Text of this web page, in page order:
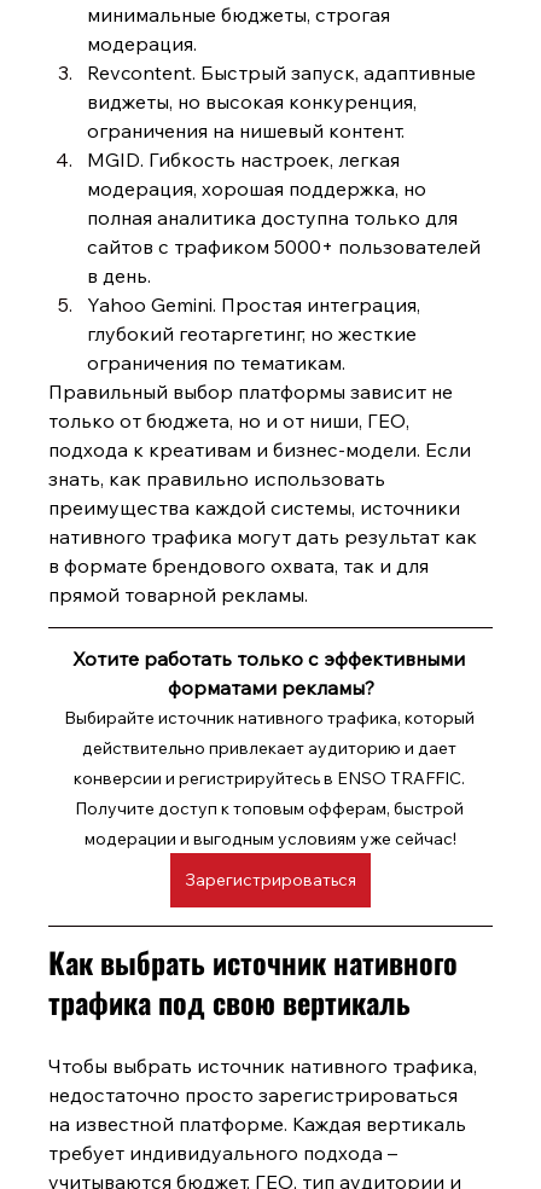
минимальные бюджеты, строгая
модерация.
Revcontent. Быстрый запуск, адаптивные
виджеты, но высокая конкуренция,
ограничения на нишевый контент.
MGID. Гибкость настроек, легкая
модерация, хорошая поддержка, но
полная аналитика доступна только для
сайтов с трафиком 5000+ пользователей
в день.
Yahoo Gemini. Простая интеграция,
глубокий геотаргетинг, но жесткие
ограничения по тематикам.
Правильный выбор платформы зависит не
только от бюджета, но и от ниши, ГЕО,
подхода к креативам и бизнес-модели. Если
знать, как правильно использовать
преимущества каждой системы, источники
нативного трафика могут дать результат как
в формате брендового охвата, так и для
прямой товарной рекламы.
Хотите работать только с эффективными
форматами рекламы?
Выбирайте источник нативного трафика, который
действительно привлекает аудиторию и дает
конверсии и регистрируйтесь в ENSO TRAFFIC.
Получите доступ к топовым офферам, быстрой
модерации и выгодным условиям уже сейчас!
Зарегистрироваться
Как выбрать источник нативного
трафика под свою вертикаль
Чтобы выбрать источник нативного трафика,
недостаточно просто зарегистрироваться
на известной платформе. Каждая вертикаль
требует индивидуального подхода –
учитываются бюджет, ГЕО, тип аудитории и